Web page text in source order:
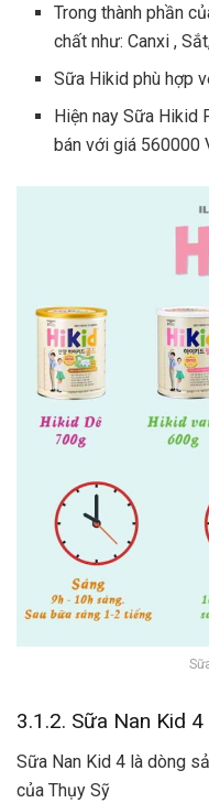
Trong thành phần
chất như: Canxi ,
Sữa Hikid phù hợp
Hiện nay Sữa Hikid
bán với giá 560000
3.1.2. Sữa Nan Kid 4
Sữa Nan Kid 4 là dòng
của Thụy Sỹ